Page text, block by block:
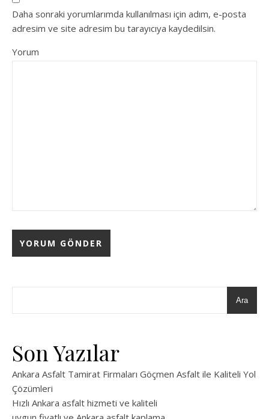
Daha sonraki yorumlarımda kullanılması için adım, e-posta
adresim ve site adresim bu tarayıcıya kaydedilsin.
Yorum
Ara
Son Yazılar
Ankara Asfalt Tamirat Firmaları Göçmen Asfalt ile Kaliteli Yol
Çözümleri
Hızlı Ankara asfalt hizmeti ve kaliteli